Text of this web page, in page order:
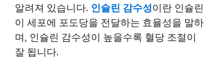
알려져 있습니다. 인슐린 감수성이란 인슐린
이 세포에 포도당을 전달하는 효율성을 말하
며, 인슐린 감수성이 높을수록 혈당 조절이
잘 됩니다.